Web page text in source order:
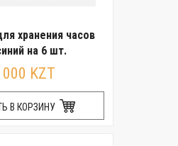
хранения часов
на 6 шт.
KZT
В КОРЗИНУ